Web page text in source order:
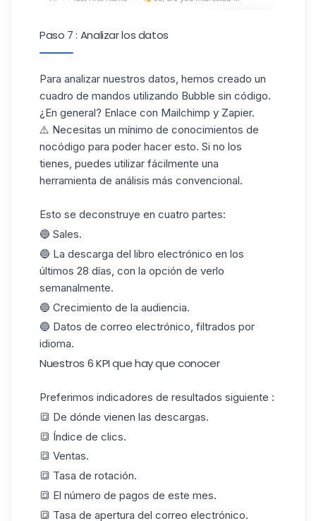
Paso 7 : Analizar los datos
Para analizar nuestros datos, hemos creado un
cuadro de mandos utilizando Bubble sin código.
¿En general? Enlace con Mailchimp y Zapier.
⚠️ Necesitas un mínimo de conocimientos de
nocódigo para poder hacer esto. Si no los
tienes, puedes utilizar fácilmente una
herramienta de análisis más convencional.
Esto se deconstruye en cuatro partes:
🔵 Sales.
🔵 La descarga del libro electrónico en los
últimos 28 días, con la opción de verlo
semanalmente.
🔵 Crecimiento de la audiencia.
🔵 Datos de correo electrónico, filtrados por
idioma.
Nuestros 6 KPI que hay que conocer
Preferimos indicadores de resultados siguiente :
🔳 De dónde vienen las descargas.
🔳 Índice de clics.
🔳 Ventas.
🔳 Tasa de rotación.
🔳 El número de pagos de este mes.
🔳 Tasa de apertura del correo electrónico.